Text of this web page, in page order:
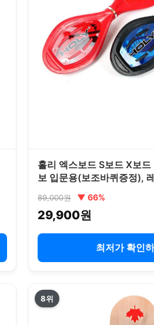
홀리 엑스보드 S보드 X보
보 입문용(보조바퀴증정),
89,000원 ▼ 66%
29,900원
최저가 확인
8위